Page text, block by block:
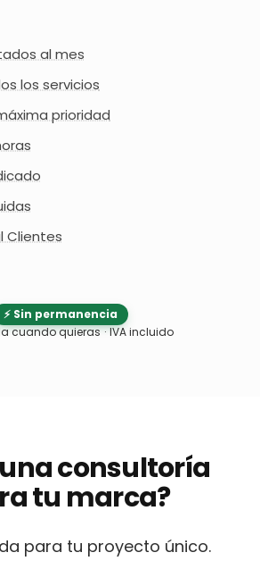
al mes
los servicios
prioridad
Clientes
⚡ Sin permanencia
cuando quieras · IVA incluido
consultoría
tu marca?
para tu proyecto único.